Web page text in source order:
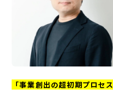
「事業創出の超初期プロセス